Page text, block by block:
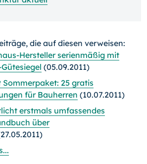
die auf diesen verweisen:
Hersteller serienmäßig mit
(05.09.2011)
25 gratis
für Bauherren (10.07.2011)
erstmals umfassendes
über